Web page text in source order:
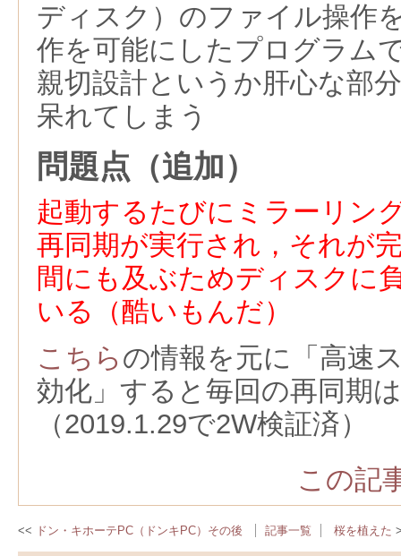
ディスク）のファイル操作
作を可能にしたプログラム
親切設計というか肝心な部
呆れてしまう
問題点（追加）
起動するたびにミラーリン
再同期が実行され，それが
間にも及ぶためディスクに
いる（酷いもんだ）
こちら の情報を元に「高速
効化」すると毎回の再同期
（2019.1.29で2W検証済）
この記
ドン・キホーテPC（ドンキPC）その後 記事一覧 桜を植えた